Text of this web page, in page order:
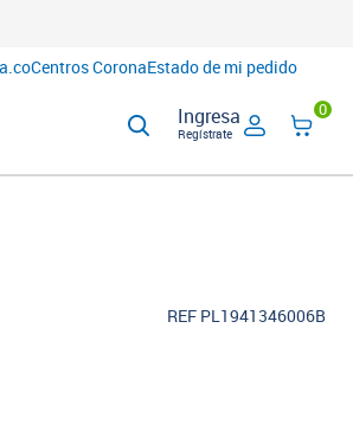
Centros CoronaEstado de mi pedido
Ingresa
Regístrate
0
REF PL1941346006B